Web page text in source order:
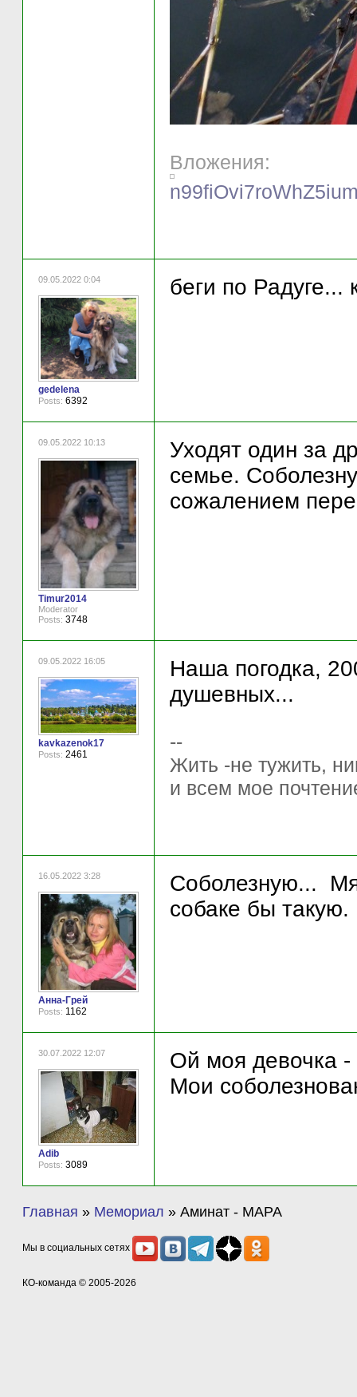
Вложения:
09.05.2022 0:04
gedelena
Posts: 6392
беги по
09.05.2022 10:13
Timur2014
Moderator
Posts: 3748
Уходят один за
семье.
сожалением
09.05.2022 16:05
kavkazenok17
Posts: 2461
Наша погодка,
душевных...
--
Жить -не тужить,
и всем мое
16.05.2022 3:28
Анна-Грей
Posts: 1162
Соболезную...
собаке бы такую.
30.07.2022 12:07
Adib
Posts: 3089
Ой моя девочка -
Мои
Главная » Мемориал » Аминат - МАРА
Мы в социальных сетях
КО-команда © 2005-2026